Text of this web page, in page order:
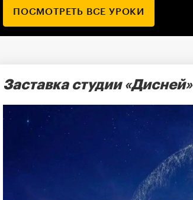
ПОСМОТРЕТЬ ВСЕ УРОКИ
Заставка студии «Дисней»